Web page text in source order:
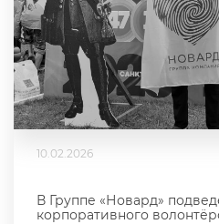
10.02.2026
В Группе «Новард»
корпоративного